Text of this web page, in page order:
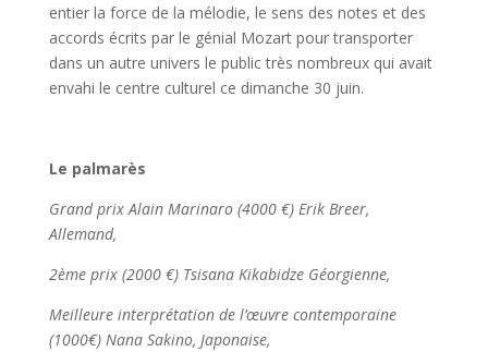
entier la force de la mélodie, le sens des notes et des
accords écrits par le génial Mozart pour transporter
dans un autre univers le public très nombreux qui avait
envahi le centre culturel ce dimanche 30 juin.
Le palmarès
Grand prix Alain Marinaro (4000 €) Erik Breer,
Allemand,
2ème prix (2000 €) Tsisana Kikabidze Géorgienne,
Meilleure interprétation de l’œuvre contemporaine
(1000€) Nana Sakino, Japonaise,